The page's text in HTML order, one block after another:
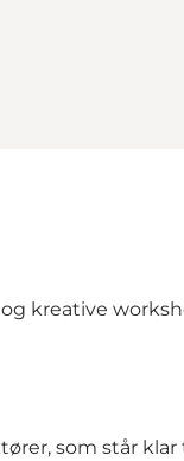
kreative
som står